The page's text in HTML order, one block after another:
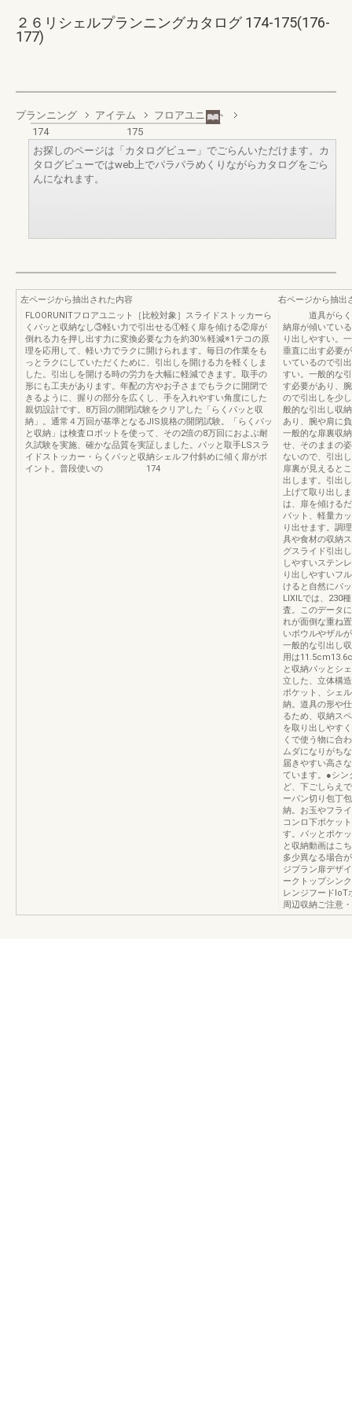
２６リシェルプランニングカタログ 174-175(176-
177)
プランニング アイテム
フロアユニット
174
175
お探しのページは「カタログビュー」でごらんいただけます。カ
タログビューではweb上でパラパラめくりながらカタログをごら
んになれます。
左ページから抽出された内容
FLOORUNITフロアユニット［比較対象］スライドストッカーら
くパッと収納なし③軽い力で引出せる①軽く扉を傾ける②扉が
倒れる力を押し出す力に変換必要な力を約30％軽減※1テコの原
理を応用して、軽い力でラクに開けられます。毎日の作業をも
っとラクにしていただくために、引出しを開ける力を軽くしま
した。引出しを開ける時の労力を大幅に軽減できます。取手の
形にも工夫があります。年配の方やお子さまでもラクに開閉で
きるように、握りの部分を広くし、手を入れやすい角度にした
親切設計です。8万回の開閉試験をクリアした「らくパッと収
納」。通常４万回が基準となるJⅠS規格の開閉試験。「らくパッ
と収納」は検査ロボットを使って、その2倍の8万回におよぶ耐
久試験を実施、確かな品質を実証しました。パッと取手LSスラ
イドストッカー・らくパッと収納シェルフ付斜めに傾く扉がポ
イント。普段使いの 174
右ページから抽出
道具がらくに
納扉が傾いてい
り出しやすい。
垂直に出す必要
いているので引
すい。一般的な
す必要があり、
ので引出しを少
般的な引出し収
あり、腕や肩に
一般的な扉裏収
せ、そのままの
ないので、引出
扉裏が見えると
出します。引出
上げて取り出し
は、扉を傾ける
バット、軽量カ
り出せます。調
具や食材の収納
グスライド引出
しやすいステン
り出しやすいフ
けると自然にパ
LIXILでは、230
査。このデータ
れが面倒な重ね
いボウルやザル
一般的な引出し
用は
と収納パッとシ
立した、立体構
ポケット、シェ
納。道具の形や
るため、収納ス
を取り出しやす
くで使う物に合
ムダになりがち
届きやすい高さ
ています。●シン
ど、下ごしらえ
ーパン切り包丁
納。お玉やフラ
コンロ下ポケッ
す。パッとポケ
と収納動画はこ
多少異なる場合
ジプラン扉デザ
ークトップシン
レンジフードIoT
周辺収納ご注意